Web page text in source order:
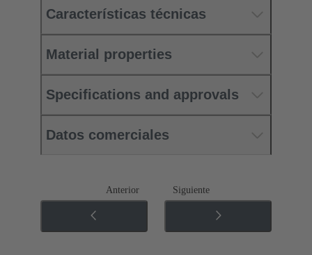
Características técnicas
Material properties
Specifications and approvals
Datos comerciales
Anterior Siguiente